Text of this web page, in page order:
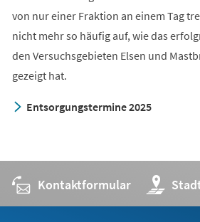
von nur einer Fraktion an einem Tag
nicht mehr so häufig auf, wie das
den Versuchsgebieten Elsen und
gezeigt hat.
Entsorgungstermine 2025
Kontaktformular (Öffnet
in
einem